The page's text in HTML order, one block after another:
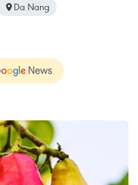
Da Nang